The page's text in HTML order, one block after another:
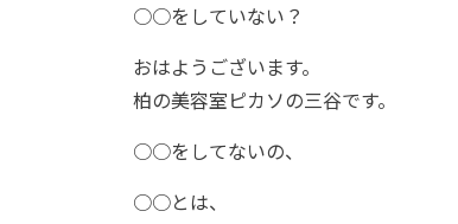
○○をしていない？
おはようございます。
柏の美容室ピカソの三谷です。
○○をしてないの、
○○とは、